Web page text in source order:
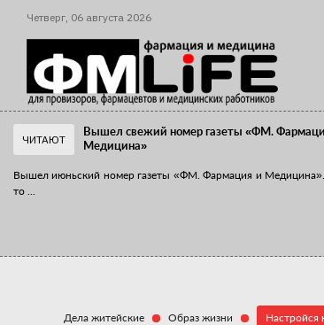
Четверг, 06 августа 2026
ЧИТАЮТ
Вышел свежий номер газеты «ФМ.
Медицина»
Вышел июньский номер газеты «ФМ. Фармация и
то
Дела житейские Образ жизни Настройся